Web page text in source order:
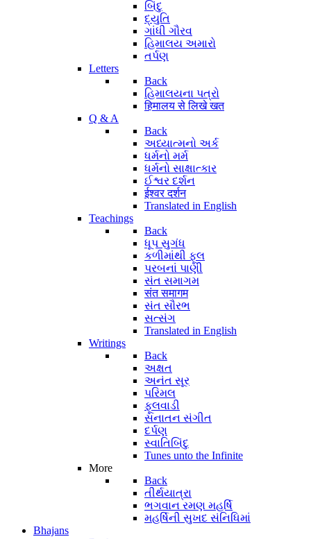
બિંદુ
દ્યુતિ
ગાંધી ગૌરવ
હિમાલય અમારો
તર્પણ
Letters
Back
હિમાલયના પત્રો
हिमालय से लिखे खत
Q & A
Back
અધ્યાત્મનો અર્ક
ધર્મનો મર્મ
ધર્મનો સાક્ષાત્કાર
ઈશ્વર દર્શન
ईश्वर दर्शन
Translated in English
Teachings
Back
ધૂપ સુગંધ
કળીમાંથી ફૂલ
પરબનાં પાણી
સંત સમાગમ
संत समागम
સંત સૌરભ
સત્સંગ
Translated in English
Writings
Back
અક્ષત
અનંત સૂર
પરિમલ
ફૂલવાડી
સનાતન સંગીત
દર્પણ
સ્વાતિબિંદુ
Tunes unto the Infinite
More
Back
તીર્થયાત્રા
ભગવાન રમણ મહર્ષિ
મહર્ષિની સુખદ સંનિધિમાં
Bhajans